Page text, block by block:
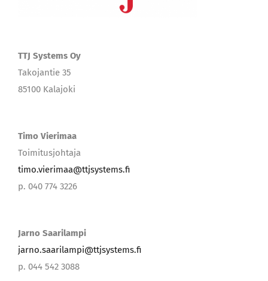
TTJ Systems Oy
Takojantie 35
85100 Kalajoki
Timo Vierimaa
Toimitusjohtaja
timo.vierimaa@ttjsystems.fi
p. 040 774 3226
Jarno Saarilampi
jarno.saarilampi@ttjsystems.fi
p. 044 542 3088